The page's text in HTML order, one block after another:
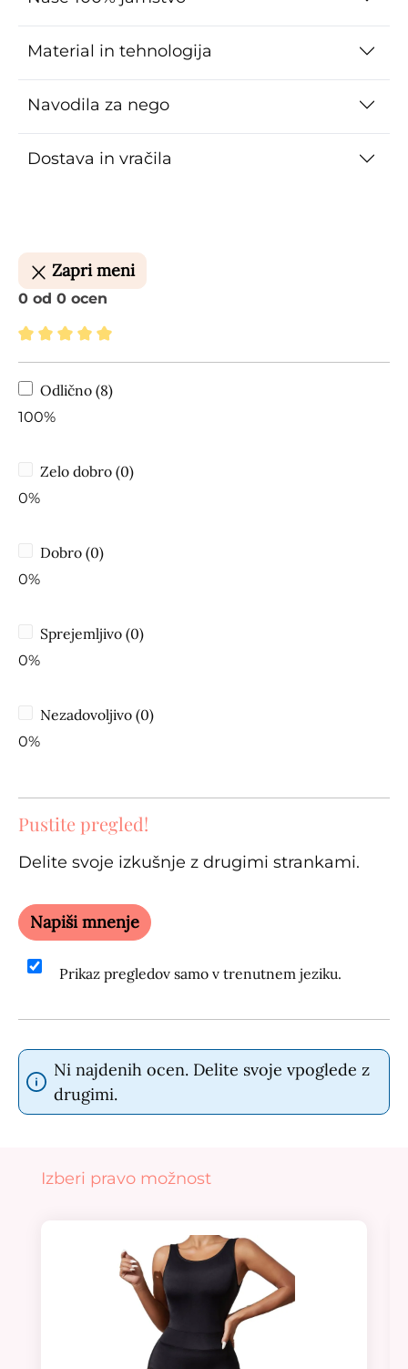
Material in tehnologija
Navodila za nego
Dostava in vračila
Zapri meni
0 od 0 ocen
Povprečna ocena 5 od 5 zvezdic
Odlično (8)
100%
Zelo dobro (0)
0%
Dobro (0)
0%
Sprejemljivo (0)
0%
Nezadovoljivo (0)
0%
Pustite pregled!
Delite svoje izkušnje z drugimi strankami.
Napiši mnenje
Prikaz pregledov samo v trenutnem jeziku.
Ni najdenih ocen. Delite svoje vpoglede z
drugimi.
Preskoči galerijo izdelkov
Izberi pravo možnost